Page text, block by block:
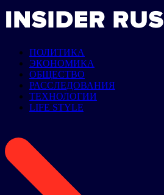
ПОЛИТИКА
ЭКОНОМИКА
ОБЩЕСТВО
РАССЛЕДОВАНИЯ
ТЕХНОЛОГИИ
LIFE STYLE